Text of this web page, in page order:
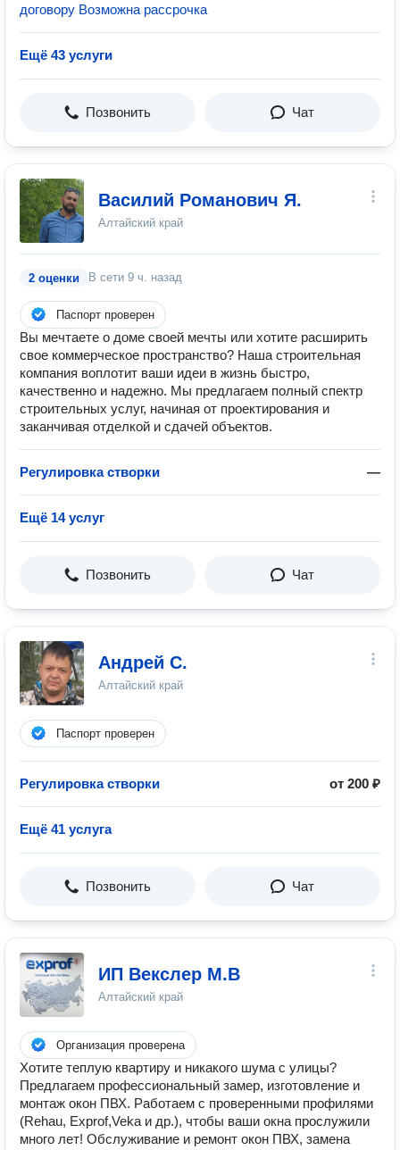
договору Возможна рассрочка
Ещё 43 услуги
Позвонить Чат
Василий Романович Я.
Алтайский край
2 оценки В сети 9 ч. назад
Паспорт проверен
Вы мечтаете о доме своей мечты или хотите расширить
свое коммерческое пространство? Наша строительная
компания воплотит ваши идеи в жизнь быстро,
качественно и надежно. Мы предлагаем полный спектр
строительных услуг, начиная от проектирования и
заканчивая отделкой и сдачей объектов.
Регулировка створки —
Ещё 14 услуг
Позвонить Чат
Андрей С.
Алтайский край
Паспорт проверен
Регулировка створки от 200 ₽
Ещё 41 услуга
Позвонить Чат
ИП Векслер М.В
Алтайский край
Организация проверена
Хотите теплую квартиру и никакого шума с улицы?
Предлагаем профессиональный замер, изготовление и
монтаж окон ПВХ. Работаем с проверенными профилями
(Rehau, Exprof,Veka и др.), чтобы ваши окна прослужили
много лет! Обслуживание и ремонт окон ПВХ, замена